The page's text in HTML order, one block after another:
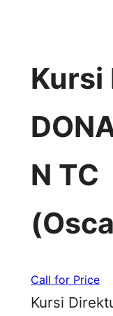
Kursi
N TC
Call for Price
Kursi